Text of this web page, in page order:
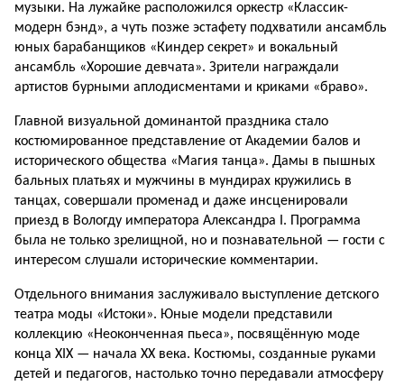
музыки. На лужайке расположился оркестр «Классик-
модерн бэнд», а чуть позже эстафету подхватили ансамбль
юных барабанщиков «Киндер секрет» и вокальный
ансамбль «Хорошие девчата». Зрители награждали
артистов бурными аплодисментами и криками «браво».
Главной визуальной доминантой праздника стало
костюмированное представление от Академии балов и
исторического общества «Магия танца». Дамы в пышных
бальных платьях и мужчины в мундирах кружились в
танцах, совершали променад и даже инсценировали
приезд в Вологду императора Александра I. Программа
была не только зрелищной, но и познавательной — гости с
интересом слушали исторические комментарии.
Отдельного внимания заслуживало выступление детского
театра моды «Истоки». Юные модели представили
коллекцию «Неоконченная пьеса», посвящённую моде
конца XIX — начала XX века. Костюмы, созданные руками
детей и педагогов, настолько точно передавали атмосферу